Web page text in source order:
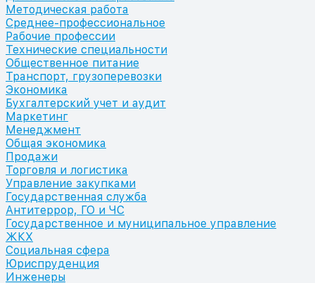
Методическая работа
Среднее-профессиональное
Рабочие профессии
Технические специальности
Общественное питание
Транспорт, грузоперевозки
Экономика
Бухгалтерский учет и аудит
Маркетинг
Менеджмент
Общая экономика
Продажи
Торговля и логистика
Управление закупками
Государственная служба
Антитеррор, ГО и ЧС
Государственное и муниципальное управление
ЖКХ
Социальная сфера
Юриспруденция
Инженеры